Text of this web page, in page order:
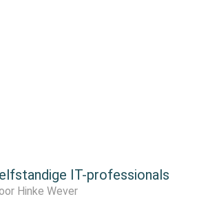
IT-professionals
Hinke Wever